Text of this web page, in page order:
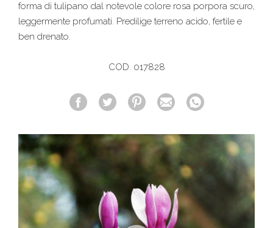
forma di tulipano dal notevole colore rosa porpora scuro,
leggermente profumati. Predilige terreno acido, fertile e
ben drenato.
COD. 017828